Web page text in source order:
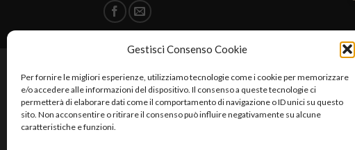
Gestisci Consenso Cookie
Per fornire le migliori esperienze, utilizziamo tecnologie come i cookie per memorizzare
e/o accedere alle informazioni del dispositivo. Il consenso a queste tecnologie ci
permetterà di elaborare dati come il comportamento di navigazione o ID unici su questo
sito. Non acconsentire o ritirare il consenso può influire negativamente su alcune
caratteristiche e funzioni.
Cuore Verde Natura srls , via